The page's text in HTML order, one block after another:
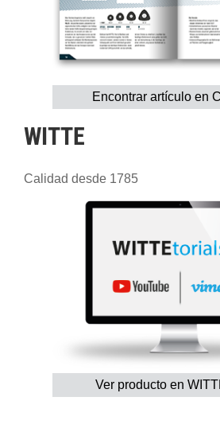
Encontrar artículo en
Ver producto en
WITTE
Calidad desde 1785